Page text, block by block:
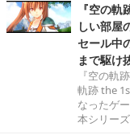
『空の
しい部屋
セール中
まで駆け
『空の軌
軌跡 the
なったゲ
本シリー